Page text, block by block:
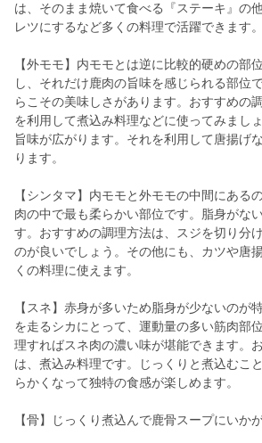
は、そのまま焼いて食べる『ステーキ』の
レツにするなど多くの料理で活躍できます。
【外モモ】内モモとは逆に比較的硬めの部
し、それだけ鹿肉の旨味を感じられる部位
らこその美味しさがあります。おすすめの
を利用して煮込み料理などに使ってみまし
旨味が広がります。それを利用して唐揚げ
ります。
【シンタマ】内モモと外モモの中間にある
肉の中で最も柔らかい部位です。脂身がな
す。おすすめの調理方法は、スジを切り分
のが良いでしょう。その他にも、カツや唐
くの料理に使えます。
【スネ】赤身が多いため脂身が少ないのが
を走るシカにとって、運動量の多い筋肉部
理すればスネ肉の濃い味が堪能できます。
は、煮込み料理です。じっくりと煮込むこ
らかくなって独特の食感が楽しめます。
【骨】じっくり煮込んで鹿骨スープにいか